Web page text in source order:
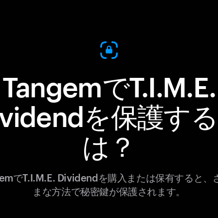
TangemでT.I.M.E.
を保護す
は？
でT.I.M.E. Dividendを購入または保有すると、
まな方法で秘密鍵が保護されます。